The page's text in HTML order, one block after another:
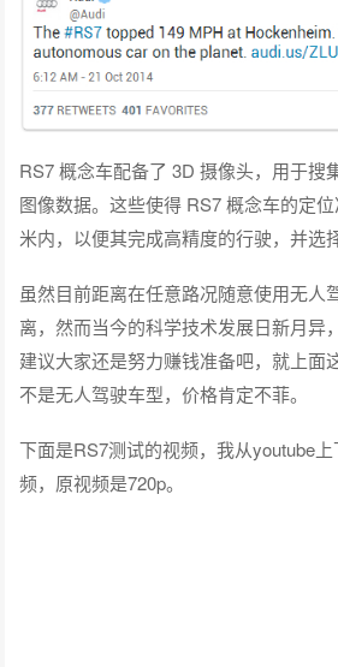
RS7 概念车配备了 3D 摄像头，用于搜
图像数据。这些使得 RS7 概念车的定
米内，以便其完成高精度的行驶，并选
虽然目前距离在任意路况随意使用无人
离，然而当今的科学技术发展日新月异
建议大家还是努力赚钱准备吧，就上面
不是无人驾驶车型，价格肯定不菲。
下面是RS7测试的视频，我从youtube
频，原视频是720p。